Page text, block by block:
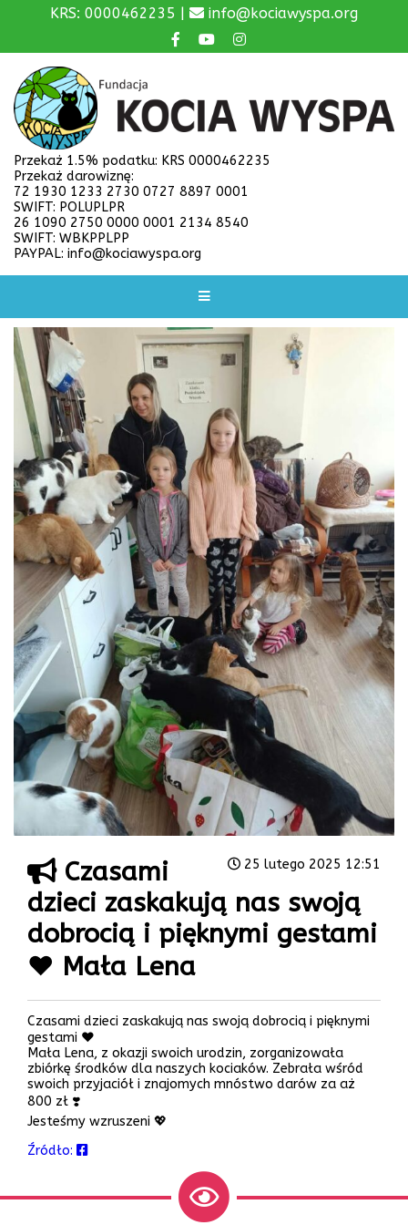
KRS: 0000462235 | info@kociawyspa.org
Przekaż 1.5% podatku: KRS 0000462235
Przekaż darowiznę:
72 1930 1233 2730 0727 8897 0001
SWIFT: POLUPLPR
26 1090 2750 0000 0001 2134 8540
SWIFT: WBKPPLPP
PAYPAL: info@kociawyspa.org
25 lutego 2025 12:51
Czasami
dzieci zaskakują nas swoją
dobrocią i pięknymi gestami
♥️ Mała Lena
Czasami dzieci zaskakują nas swoją dobrocią i pięknymi
gestami ♥️
Mała Lena, z okazji swoich urodzin, zorganizowała
zbiórkę środków dla naszych kociaków. Zebrała wśród
swoich przyjaciół i znajomych mnóstwo darów za aż
800 zł ❣️
Jesteśmy wzruszeni 💖
Źródło: